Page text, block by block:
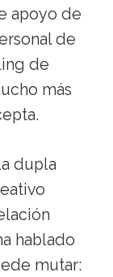
apoyo de
de
de
más
dupla
hablado
mutar: